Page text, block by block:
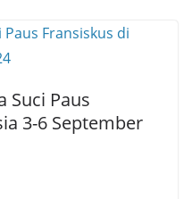
Suci Paus
3-6 September